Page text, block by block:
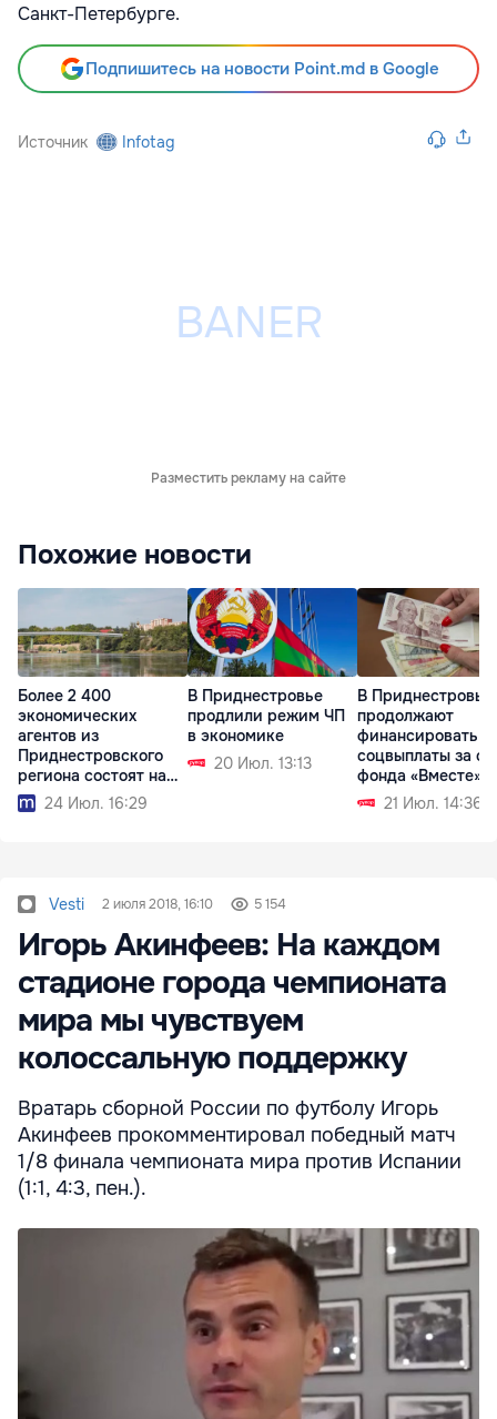
Санкт-Петербурге.
Подпишитесь на новости Point.md в Google
Источник Infotag
Разместить рекламу на сайте
Похожие новости
Более 2 400
экономических
агентов из
Приднестровского
региона состоят на
учёте в АГУ
24 Июл. 16:29
В Приднестровье
продлили режим ЧП
в экономике
20 Июл. 13:13
В Приднестровье
продолжают
финансировать
соцвыплаты за
фонда «Вместе»
21 Июл. 14:36
Vesti 2 июля 2018, 16:10 5 154
Игорь Акинфеев: На каждом
стадионе города чемпионата
мира мы чувствуем
колоссальную поддержку
Вратарь сборной России по футболу Игорь
Акинфеев прокомментировал победный матч
1/8 финала чемпионата мира против Испании
(1:1, 4:3, пен.).